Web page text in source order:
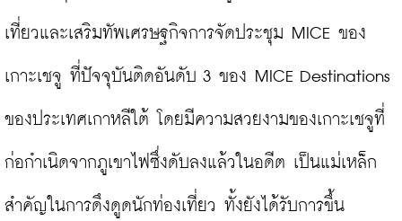
เที่ยวและเสริมทัพเศรษฐกิจการจัดประชุม MICE ของ
เกาะเชจู ที่ปัจจุบันติดอันดับ 3 ของ MICE Destinations
ของประเทศเกาหลีใต้ โดยมีความสวยงามของเกาะเชจูที่
ก่อกำเนิดจากภูเขาไฟซึ่งดับลงแล้วในอดีต เป็นแม่เหล็ก
สำคัญในการดึงดูดนักท่องเที่ยว ทั้งยังได้รับการขึ้น